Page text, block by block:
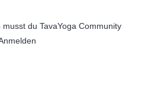
du TavaYoga Community